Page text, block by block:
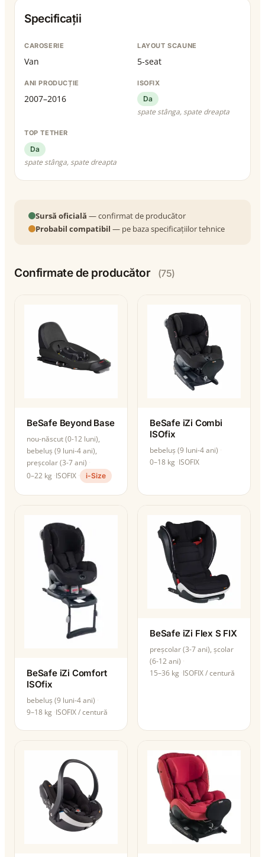
Specificații
CAROSERIE
Van
LAYOUT SCAUNE
5-seat
ANI PRODUCȚIE
2007–2016
ISOFIX
Da
spate stânga, spate dreapta
TOP TETHER
Da
spate stânga, spate dreapta
Sursă oficială — confirmat de producător
Probabil compatibil — pe baza specificațiilor tehnice
Confirmate de producător (75)
BeSafe Beyond Base
nou-născut (0-12 luni),
bebeluș (9 luni-4 ani),
preșcolar (3-7 ani)
0–22 kg ISOFIX i-Size
BeSafe iZi Combi
ISOfix
bebeluș (9 luni-4 ani)
0–18 kg ISOFIX
BeSafe iZi Comfort
ISOfix
bebeluș (9 luni-4 ani)
9–18 kg ISOFIX / centură
BeSafe iZi Flex S FIX
preșcolar (3-7 ani), școlar
(6-12 ani)
15–36 kg ISOFIX / centură